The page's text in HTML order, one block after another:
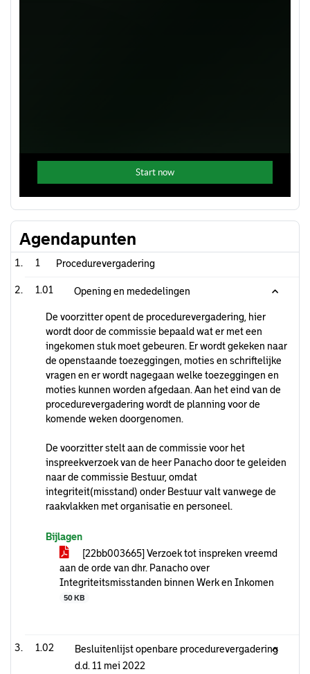
Agendapunten
1 Procedurevergadering
1.01 Opening en mededelingen
De voorzitter opent de procedurevergadering, hier
wordt door de commissie bepaald wat er met een
ingekomen stuk moet gebeuren. Er wordt gekeken naar
de openstaande toezeggingen, moties en schriftelijke
vragen en er wordt nagegaan welke toezeggingen en
moties kunnen worden afgedaan. Aan het eind van de
procedurevergadering wordt de planning voor de
komende weken doorgenomen.
De voorzitter stelt aan de commissie voor het
inspreekverzoek van de heer Panacho door te geleiden
naar de commissie Bestuur, omdat
integriteit(misstand) onder Bestuur valt vanwege de
raakvlakken met organisatie en personeel.
Bijlagen
[22bb003665] Verzoek tot inspreken vreemd
aan de orde van dhr. Panacho over
Integriteitsmisstanden binnen Werk en Inkomen
50 KB
1.02
Besluitenlijst openbare procedurevergadering
d.d. 11 mei 2022